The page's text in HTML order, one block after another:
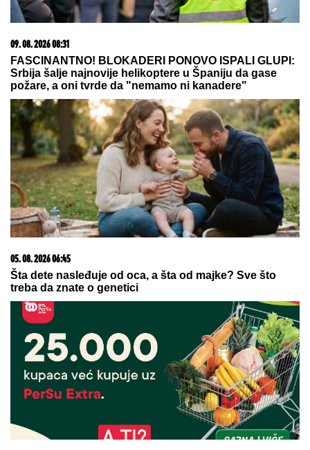
nakon smrti njegovog oca
(VIDEO/FOTO)
"Godinu dana mu ćutim!" Jovana Jeremić je otkrila
zbog čega joj je prekipelo kad je reč o bivšem
vereniku Draganu Stankoviću
VUKAO ŽENU ZA KOSU, PA JE
ŠTAPOM UDARIO DIREKTNO U
GLAVU!Jezivo nasilje u porodici:
Istrčala na ulicu u panici, nasilnik je
stigao, prolaznici sprečili katastrofu
"TO MU JE MOJ POKLON ZA
SVADBU"Jovana Jeremić brutalno o
Draganovoj veridbi, DETALJIMA